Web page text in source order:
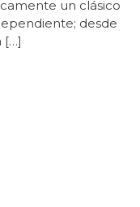
un clásico
desde
[…]